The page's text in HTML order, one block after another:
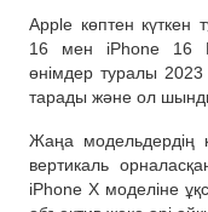
Apple көптен күткен
16 мен iPhone 16
өнімдер туралы 2023
тарады және ол
Жаңа модельдердің
вертикаль
iPhone X моделіне